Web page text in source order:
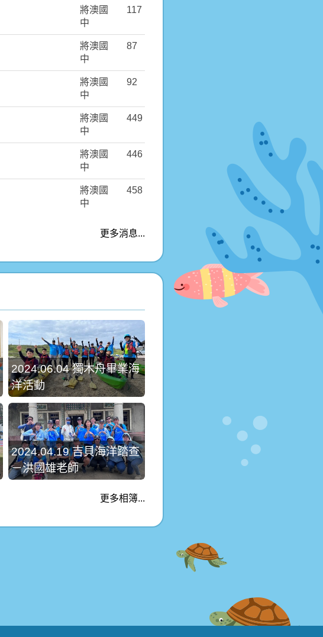
將澳國
中
117
將澳國
中
87
將澳國
中
92
將澳國
中
449
將澳國
中
446
將澳國
中
458
更多消息...
2024.06.04 獨木舟畢業海
洋活動
2024.04.19 吉貝海洋踏查
－洪國雄老師
更多相簿...